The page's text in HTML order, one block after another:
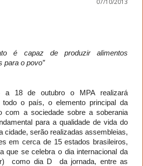
é capaz de produzir alimentos
para o povo”
a 18 de outubro o MPA realizará
todo o país, o elemento principal da
com a sociedade sobre a soberania
para a qualidade de vida do
cidade, serão realizadas assembleias,
em cerca de 15 estados brasileiros,
que se celebra o dia internacional da
como dia D da jornada, entre as